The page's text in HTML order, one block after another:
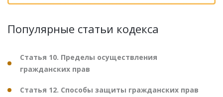
Популярные статьи кодекса
Статья 10. Пределы осуществления
гражданских прав
Статья 12. Способы защиты гражданских прав